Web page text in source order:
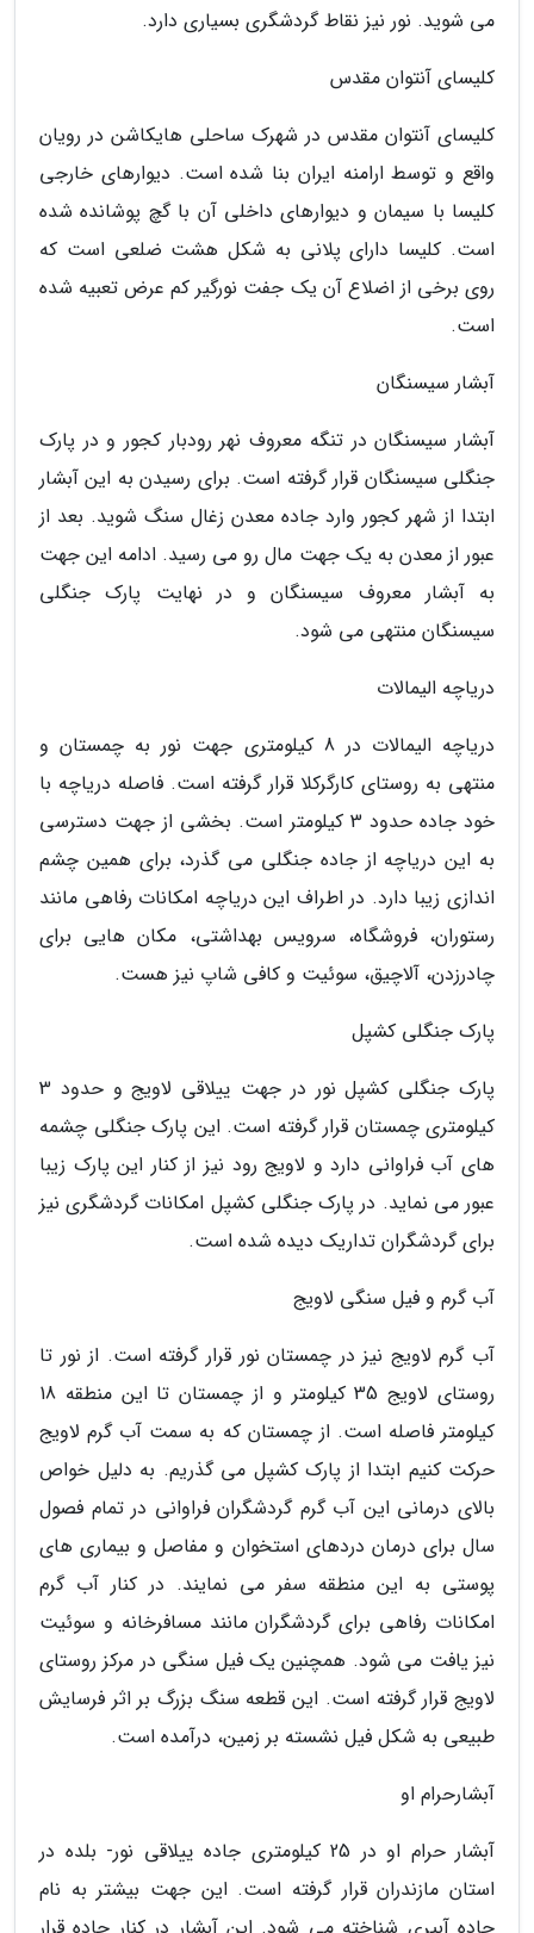
می شوید. نور نیز نقاط گردشگری بسیاری دارد.
کلیسای آنتوان مقدس
کلیسای آنتوان مقدس در شهرک ساحلی هایکاشن در رویان
واقع و توسط ارامنه ایران بنا شده است. دیوارهای خارجی
کلیسا با سیمان و دیوارهای داخلی آن با گچ پوشانده شده
است. کلیسا دارای پلانی به شکل هشت ضلعی است که
روی برخی از اضلاع آن یک جفت نورگیر کم عرض تعبیه شده
است.
آبشار سیسنگان
آبشار سیسنگان در تنگه معروف نهر رودبار کجور و در پارک
جنگلی سیسنگان قرار گرفته است. برای رسیدن به این آبشار
ابتدا از شهر کجور وارد جاده معدن زغال سنگ شوید. بعد از
عبور از معدن به یک جهت مال رو می رسید. ادامه این جهت
به آبشار معروف سیسنگان و در نهایت پارک جنگلی
سیسنگان منتهی می شود.
دریاچه الیمالات
دریاچه الیمالات در 8 کیلومتری جهت نور به چمستان و
منتهی به روستای کارگرکلا قرار گرفته است. فاصله دریاچه با
خود جاده حدود 3 کیلومتر است. بخشی از جهت دسترسی
به این دریاچه از جاده جنگلی می گذرد، برای همین چشم
اندازی زیبا دارد. در اطراف این دریاچه امکانات رفاهی مانند
رستوران، فروشگاه، سرویس بهداشتی، مکان هایی برای
چادرزدن، آلاچیق، سوئیت و کافی شاپ نیز هست.
پارک جنگلی کشپل
پارک جنگلی کشپل نور در جهت ییلاقی لاویج و حدود 3
کیلومتری چمستان قرار گرفته است. این پارک جنگلی چشمه
های آب فراوانی دارد و لاویج رود نیز از کنار این پارک زیبا
عبور می نماید. در پارک جنگلی کشپل امکانات گردشگری نیز
برای گردشگران تداریک دیده شده است.
آب گرم و فیل سنگی لاویج
آب گرم لاویج نیز در چمستان نور قرار گرفته است. از نور تا
روستای لاویج 35 کیلومتر و از چمستان تا این منطقه 18
کیلومتر فاصله است. از چمستان که به سمت آب گرم لاویج
حرکت کنیم ابتدا از پارک کشپل می گذریم. به دلیل خواص
بالای درمانی این آب گرم گردشگران فراوانی در تمام فصول
سال برای درمان دردهای استخوان و مفاصل و بیماری های
پوستی به این منطقه سفر می نمایند. در کنار آب گرم
امکانات رفاهی برای گردشگران مانند مسافرخانه و سوئیت
نیز یافت می شود. همچنین یک فیل سنگی در مرکز روستای
لاویج قرار گرفته است. این قطعه سنگ بزرگ بر اثر فرسایش
طبیعی به شکل فیل نشسته بر زمین، درآمده است.
آبشارحرام او
آبشار حرام او در 25 کیلومتری جاده ییلاقی نور- بلده در
استان مازندران قرار گرفته است. این جهت بیشتر به نام